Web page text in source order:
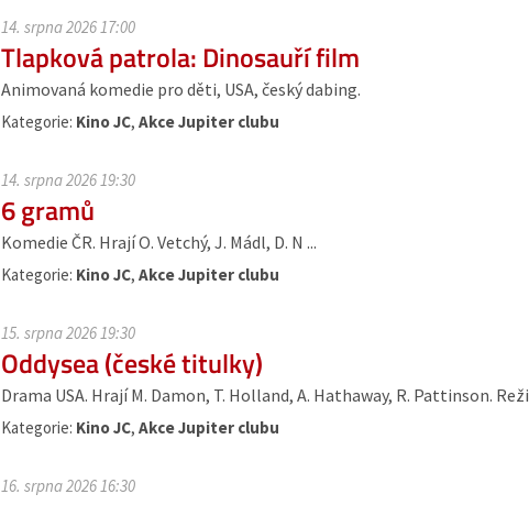
14. srpna 2026 17:00
Tlapková patrola: Dinosauří film
Animovaná komedie pro děti, USA, český dabing.
Kategorie: Kino JC,Akce Jupiter clubu
14. srpna 2026 19:30
6 gramů
Komedie ČR. Hrají O. Vetchý, J. Mádl, D. N ...
Kategorie: Kino JC,Akce Jupiter clubu
15. srpna 2026 19:30
Oddysea (české titulky)
Drama USA. Hrají M. Damon, T. Holland, A. Hathaway, R. Pattinson.
Kategorie: Kino JC,Akce Jupiter clubu
16. srpna 2026 16:30